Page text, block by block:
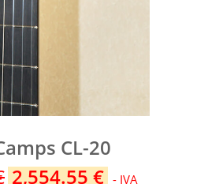
CL-20
2,554.55 € - IVA